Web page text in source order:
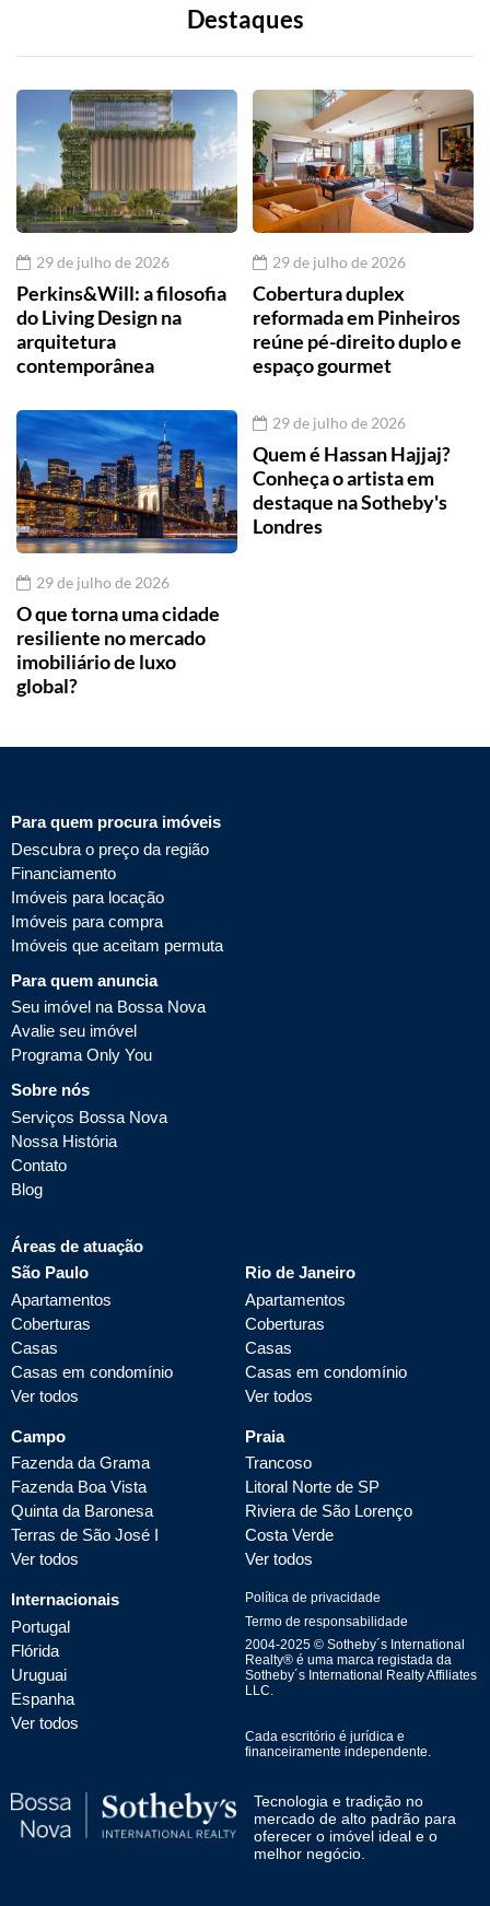
Destaques
29 de julho de 2026
Perkins&Will: a filosofia
do Living Design na
arquitetura
contemporânea
29 de julho de 2026
Cobertura duplex
reformada em Pinheiros
reúne pé-direito duplo e
espaço gourmet
29 de julho de 2026
O que torna uma cidade
resiliente no mercado
imobiliário de luxo
global?
29 de julho de 2026
Quem é Hassan Hajjaj?
Conheça o artista em
destaque na Sotheby's
Londres
Para quem procura imóveis
Descubra o preço da região
Financiamento
Imóveis para locação
Imóveis para compra
Imóveis que aceitam permuta
Para quem anuncia
Seu imóvel na Bossa Nova
Avalie seu imóvel
Programa Only You
Sobre nós
Serviços Bossa Nova
Nossa História
Contato
Blog
Áreas de atuação
São Paulo
Apartamentos
Coberturas
Casas
Casas em condomínio
Ver todos
Rio de Janeiro
Apartamentos
Coberturas
Casas
Casas em condomínio
Ver todos
Campo
Fazenda da Grama
Fazenda Boa Vista
Quinta da Baronesa
Terras de São José I
Ver todos
Praia
Trancoso
Litoral Norte de SP
Riviera de São Lorenço
Costa Verde
Ver todos
Internacionais
Portugal
Flórida
Uruguai
Espanha
Ver todos
Política de privacidade
Termo de responsabilidade
2004-2025 © Sotheby´s International
Realty® é uma marca registada da
Sotheby´s International Realty Affiliates
LLC.
Cada escritório é jurídica e
financeiramente independente.
Tecnologia e tradição no
mercado de alto padrão para
oferecer o imóvel ideal e o
melhor negócio.